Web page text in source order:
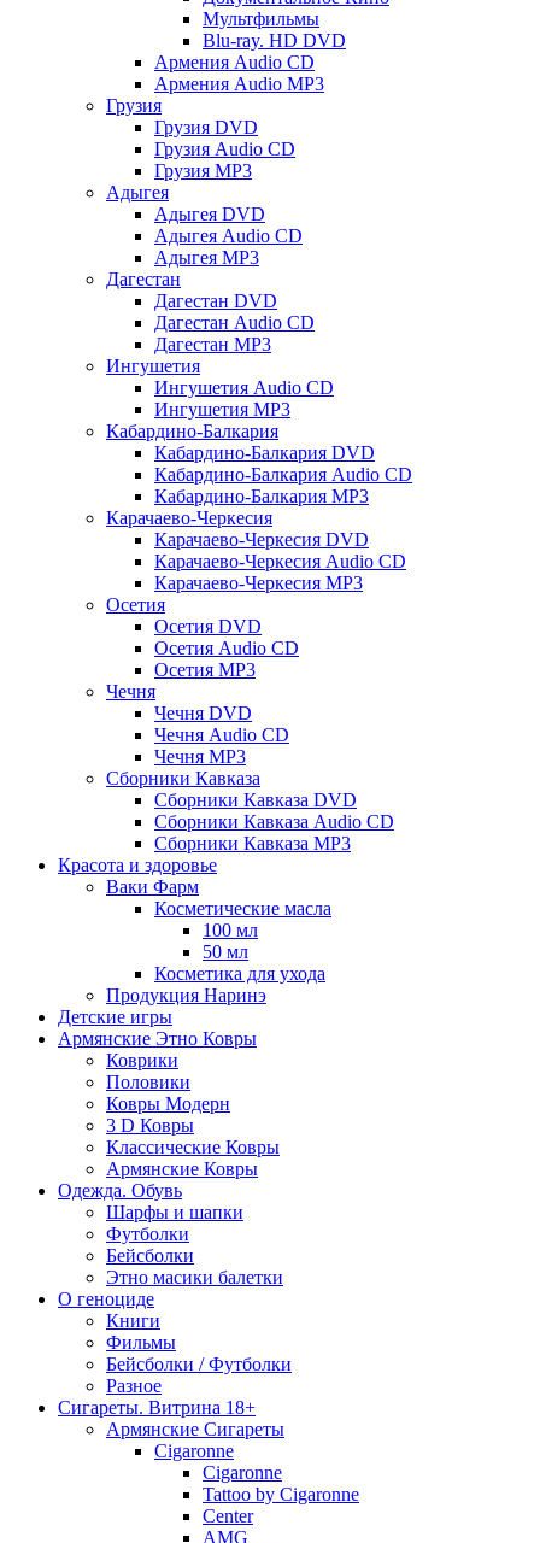
Мультфильмы
Blu-ray. HD DVD
Армения Audio CD
Армения Audio MP3
Грузия
Грузия DVD
Грузия Audio CD
Грузия MP3
Адыгея
Адыгея DVD
Адыгея Audio CD
Адыгея MP3
Дагестан
Дагестан DVD
Дагестан Audio CD
Дагестан MP3
Ингушетия
Ингушетия Audio CD
Ингушетия MP3
Кабардино-Балкария
Кабардино-Балкария DVD
Кабардино-Балкария Audio CD
Кабардино-Балкария MP3
Карачаево-Черкесия
Карачаево-Черкесия DVD
Карачаево-Черкесия Audio CD
Карачаево-Черкесия MP3
Осетия
Осетия DVD
Осетия Audio CD
Осетия MP3
Чечня
Чечня DVD
Чечня Audio CD
Чечня MP3
Сборники Кавказа
Сборники Кавказа DVD
Сборники Кавказа Audio CD
Сборники Кавказа MP3
Красота и здоровье
Ваки Фарм
Косметические масла
100 мл
50 мл
Косметика для ухода
Продукция Наринэ
Детские игры
Армянские Этно Ковры
Коврики
Половики
Ковры Модерн
3 D Ковры
Классические Ковры
Армянские Ковры
Одежда. Обувь
Шарфы и шапки
Футболки
Бейсболки
Этно масики балетки
О геноциде
Книги
Фильмы
Бейсболки / Футболки
Разное
Сигареты. Витрина 18+
Армянские Сигареты
Cigaronne
Cigaronne
Tattoo by Cigaronne
Center
AMG